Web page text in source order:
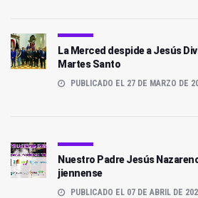
La Merced despide a Jesús
Martes Santo
PUBLICADO EL 27 DE MARZO DE
Nuestro Padre Jesús
jiennense
PUBLICADO EL 07 DE ABRIL DE